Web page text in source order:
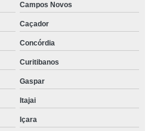
Campos Novos
Caçador
Concórdia
Curitibanos
Gaspar
Itajai
Içara